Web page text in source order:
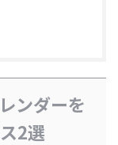
ンダーを
2選